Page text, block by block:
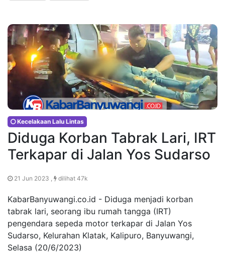
Kecelakaan Lalu Lintas
Diduga Korban Tabrak Lari, IRT
Terkapar di Jalan Yos Sudarso
21 Jun 2023 , dilihat 47k
KabarBanyuwangi.co.id - Diduga menjadi korban
tabrak lari, seorang ibu rumah tangga (IRT)
pengendara sepeda motor terkapar di Jalan Yos
Sudarso, Kelurahan Klatak, Kalipuro, Banyuwangi,
Selasa (20/6/2023)